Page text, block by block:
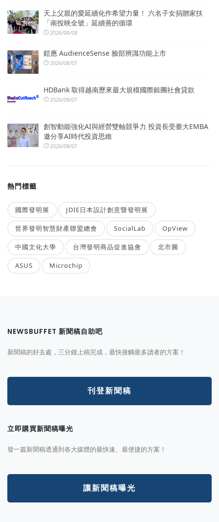
天上父親的愛延續化作希望力量！ 六名子女捐贈家扶
「南投映全號」延續善的循環
2026/08/08
鎧應 AudienceSense 臉部辨識功能上市
2026/08/07
HDBank 取得越南歷來最大規模國際銀團社會貸款
2026/08/07
創智動能強化AI與經營雙軸競爭力 投資長受臺大EMBA
邀分享AI時代投資思維
2026/08/07
熱門標籤
國際發明展 JDIE日本設計創意暨發明展
世界發明智慧財產聯盟總會 SocialLab OpView
中國文化大學 台灣發明商品促進協會 北市圖
ASUS Microchip
NEWSBUFFET 新聞稿自助吧
新聞稿的好去處，三分鐘上稿完成，最快接觸最多讀者的方案！
刊登新聞稿
立即購買新聞稿曝光
發一篇新聞稿透通到各大媒體的最快速、最便捷的方案！
讓新聞稿曝光